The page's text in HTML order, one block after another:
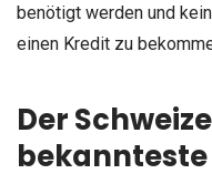
benötigt werden und
einen Kredit zu
Der